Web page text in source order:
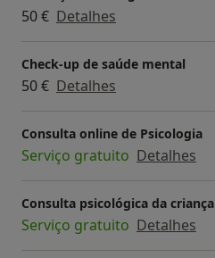
50 € Detalhes
Check-up de saúde mental
50 € Detalhes
Consulta online de Psicologia
Serviço gratuito Detalhes
Consulta psicológica da criança
Serviço gratuito Detalhes